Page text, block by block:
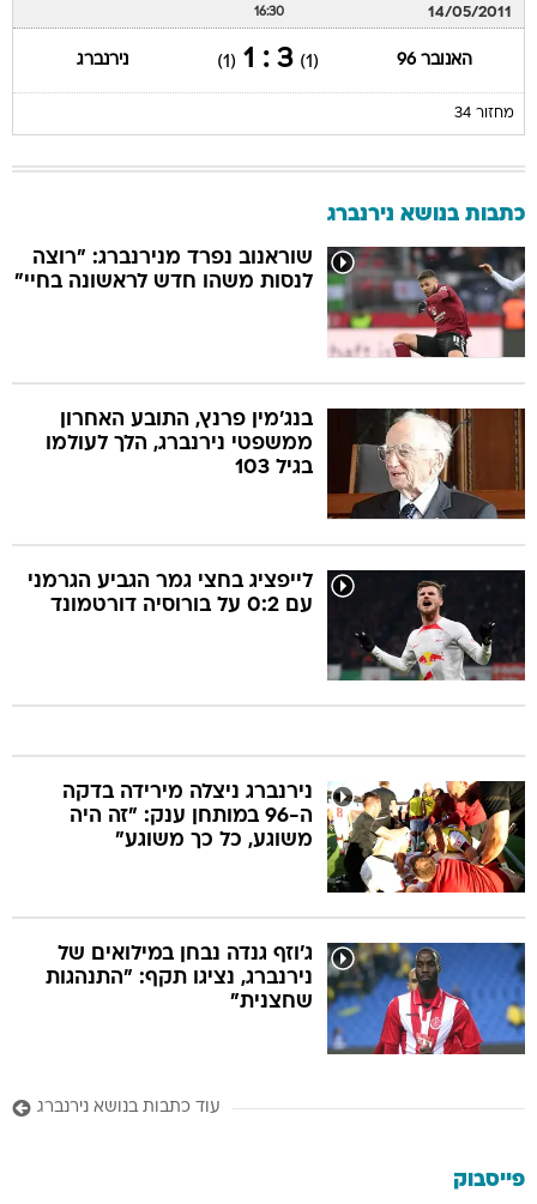
14/05/2011
16:30
האנובר 96 (1)
3 : 1
(1) נירנברג
מחזור 34
כתבות בנושא נירנברג
שוראנוב נפרד מנירנברג: "רוצה
לנסות משהו חדש לראשונה בחיי"
בנג'מין פרנץ, התובע האחרון
ממשפטי נירנברג, הלך לעולמו
בגיל 103
לייפציג בחצי גמר הגביע הגרמני
עם 0:2 על בורוסיה דורטמונד
נירנברג ניצלה מירידה בדקה
ה-96 במותחן ענק: "זה היה
משוגע, כל כך משוגע"
ג'וזף גנדה נבחן במילואים של
נירנברג, נציגו תקף: "התנהגות
שחצנית"
עוד כתבות בנושא נירנברג
פייסבוק